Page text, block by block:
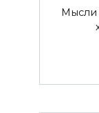
Мысли